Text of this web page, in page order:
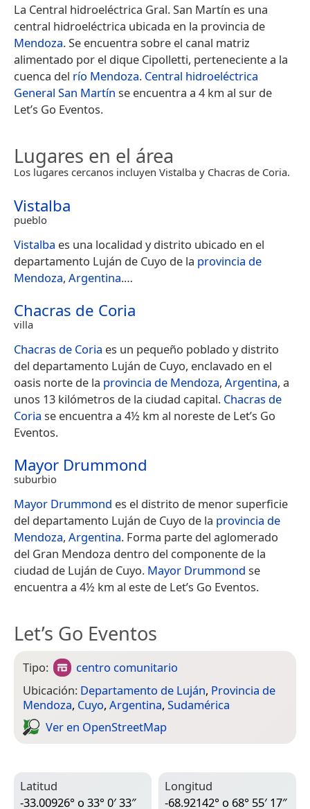
La Central hidroeléctrica Gral. San Martín es una
central hidroeléctrica ubicada en la provincia de
Mendoza. Se encuentra sobre el canal matriz
alimentado por el dique Cipolletti, perteneciente a la
cuenca del río Mendoza. Central hidroeléctrica
General San Martín se encuentra a 4 km al sur de
Let’s Go Eventos.
Lugares en el área
Los lugares cercanos incluyen Vistalba y Chacras de Coria.
Vistalba
pueblo
Vistalba es una localidad y distrito ubicado en el
departamento Luján de Cuyo de la provincia de
Mendoza, Argentina.​…
Chacras de Coria
villa
Chacras de Coria es un pequeño poblado y distrito
del departamento Luján de Cuyo, enclavado en el
oasis norte de la provincia de Mendoza, Argentina, a
unos 13 kilómetros de la ciudad capital. Chacras de
Coria se encuentra a 4½ km al noreste de Let’s Go
Eventos.
Mayor Drummond
suburbio
Mayor Drummond es el distrito de menor superficie
del departamento Luján de Cuyo de la provincia de
Mendoza, Argentina. Forma parte del aglomerado
del Gran Mendoza dentro del componente de la
ciudad de Luján de Cuyo. Mayor Drummond se
encuentra a 4½ km al este de Let’s Go Eventos.
Let’s Go Eventos
Tipo:
centro comunitario
Ubicación: Departamento de Luján, Provincia de
Mendoza, Cuyo, Argentina, Sudamérica
Ver en Open­Street­Map
Latitud
-33.00926° o 33° 0′ 33″
Longitud
-68.92142° o 68° 55′ 17″